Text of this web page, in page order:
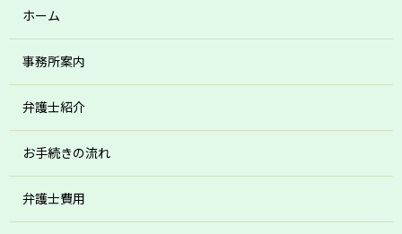
ホーム
事務所案内
弁護士紹介
お手続きの流れ
弁護士費用